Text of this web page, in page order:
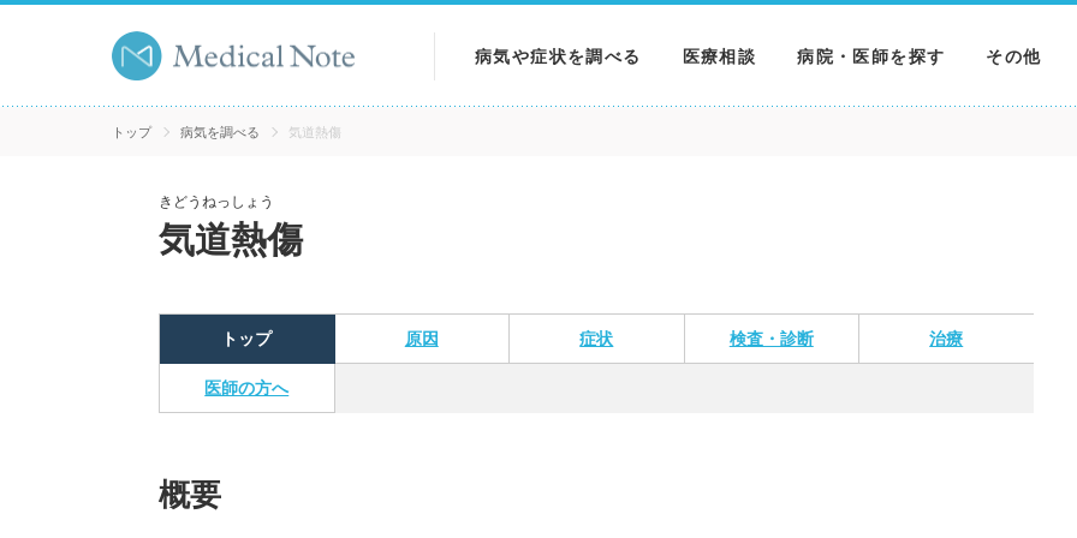
病気や症状を調べる
病気を調べる
医療相談 病院・医師を探す
病院を探す
その他
MNニュー
トップ 病気を調べる 気道熱傷
きどうねっしょう
気道熱傷
トップ 原因 症状 検査・診断 治療
医師の方へ
概要